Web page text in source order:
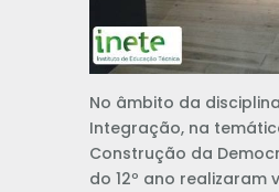
No âmbito da
Integração, na
Construção da
do 12º ano realizaram